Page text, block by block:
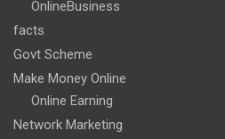
OnlineBusiness
facts
Govt Scheme
Make Money Online
Online Earning
Network Marketing